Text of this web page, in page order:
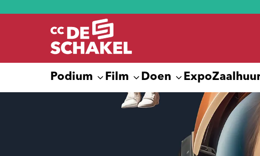
Podium Film Doen Expo